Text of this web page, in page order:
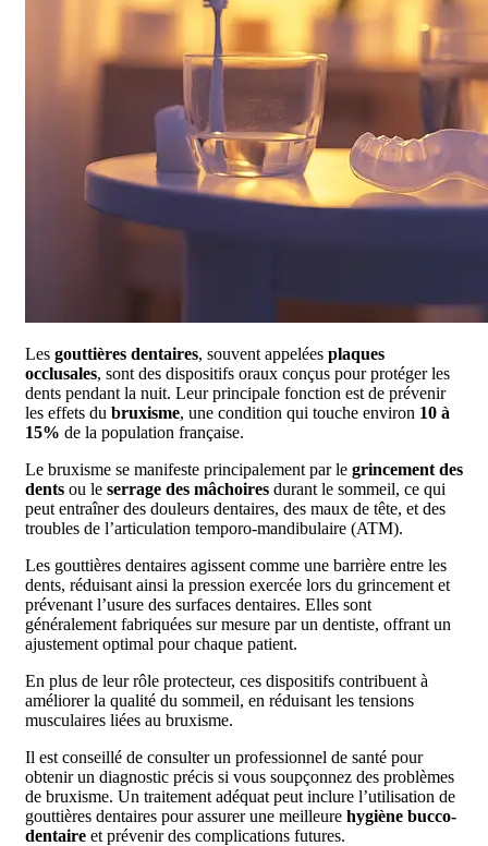
Les gouttières dentaires, souvent appelées plaques
occlusales, sont des dispositifs oraux conçus pour protéger les
dents pendant la nuit. Leur principale fonction est de prévenir
les effets du bruxisme, une condition qui touche environ 10 à
15% de la population française.
Le bruxisme se manifeste principalement par le grincement des
dents ou le serrage des mâchoires durant le sommeil, ce qui
peut entraîner des douleurs dentaires, des maux de tête, et des
troubles de l’articulation temporo-mandibulaire (ATM).
Les gouttières dentaires agissent comme une barrière entre les
dents, réduisant ainsi la pression exercée lors du grincement et
prévenant l’usure des surfaces dentaires. Elles sont
généralement fabriquées sur mesure par un dentiste, offrant un
ajustement optimal pour chaque patient.
En plus de leur rôle protecteur, ces dispositifs contribuent à
améliorer la qualité du sommeil, en réduisant les tensions
musculaires liées au bruxisme.
Il est conseillé de consulter un professionnel de santé pour
obtenir un diagnostic précis si vous soupçonnez des problèmes
de bruxisme. Un traitement adéquat peut inclure l’utilisation de
gouttières dentaires pour assurer une meilleure hygiène bucco-
dentaire et prévenir des complications futures.